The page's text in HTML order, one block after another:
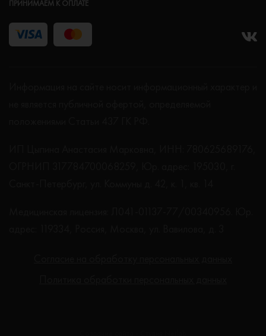
ПРИНИМАЕМ К ОПЛАТЕ